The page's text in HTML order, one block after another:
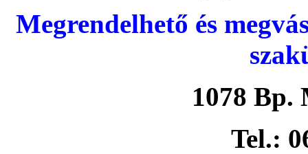
Megrendelhető és
1078 Bp.
Tel.: